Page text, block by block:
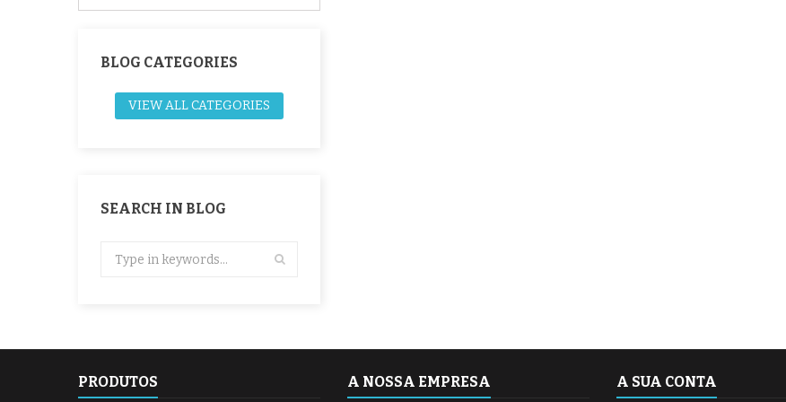
BLOG CATEGORIES
VIEW ALL CATEGORIES
SEARCH IN BLOG
PRODUTOS A NOSSA EMPRESA A SUA CONTA